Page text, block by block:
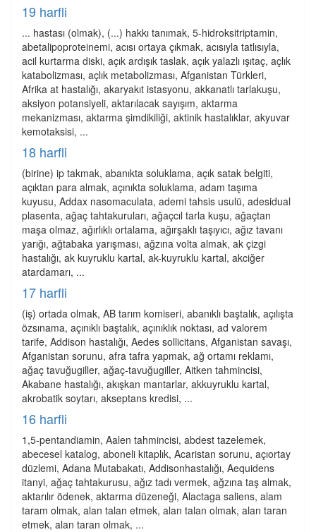
19 harfli
... hastası (olmak), (...) hakkı tanımak, 5-hidroksitriptamin,
abetalipoproteinemi, acısı ortaya çıkmak, acısıyla tatlısıyla,
acil kurtarma diski, açık ardışık taslak, açık yalazlı ışıtaç, açlık
katabolizması, açlık metabolizması, Afganistan Türkleri,
Afrika at hastalığı, akaryakıt istasyonu, akkanatlı tarlakuşu,
aksiyon potansiyeli, aktarılacak sayışım, aktarma
mekanizması, aktarma şimdikiliği, aktinik hastalıklar, akyuvar
kemotaksisi, ...
18 harfli
(birine) ip takmak, abanıkta soluklama, açık satak belgiti,
açıktan para almak, açınıkta soluklama, adam taşıma
kuyusu, Addax nasomaculata, ademi tahsis usulü, adesidual
plasenta, ağaç tahtakuruları, ağaçcıl tarla kuşu, ağaçtan
maşa olmaz, ağırlıklı ortalama, ağırşaklı taşıyıcı, ağız tavanı
yarığı, ağtabaka yarışması, ağzına volta almak, ak çizgi
hastalığı, ak kuyruklu kartal, ak-kuyruklu kartal, akciğer
atardamarı, ...
17 harfli
(iş) ortada olmak, AB tarım komiseri, abanıklı baştalık, açılışta
özsınama, açınıklı baştalık, açınıklık noktası, ad valorem
tarife, Addison hastalığı, Aedes sollicitans, Afganistan savaşı,
Afganistan sorunu, afra tafra yapmak, ağ ortamı reklamı,
ağaç tavuğugiller, ağaç-tavuğugiller, Aitken tahmincisi,
Akabane hastalığı, akışkan mantarlar, akkuyruklu kartal,
akrobatik soytarı, akseptans kredisi, ...
16 harfli
1,5-pentandiamin, Aalen tahmincisi, abdest tazelemek,
abecesel katalog, aboneli kitaplık, Acaristan sorunu, açıortay
düzlemi, Adana Mutabakatı, Addisonhastalığı, Aequidens
itanyi, ağaç tahtakurusu, ağız tadı vermek, ağzına taş almak,
aktarılır ödenek, aktarma düzeneği, Alactaga saliens, alam
taram olmak, alan talan etmek, alan talan olmak, alan taran
etmek, alan taran olmak, ...